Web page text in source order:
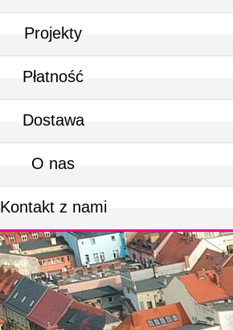
Projekty
Płatność
Dostawa
O nas
Kontakt z nami